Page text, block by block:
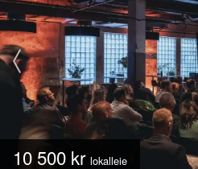
10 500 kr lokalleie